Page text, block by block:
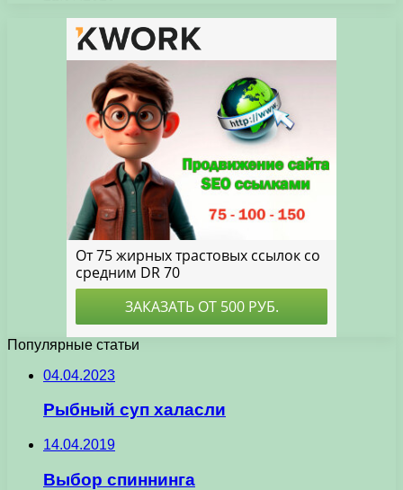
Популярные статьи
04.04.2023
Рыбный суп халасли
14.04.2019
Выбор спиннинга